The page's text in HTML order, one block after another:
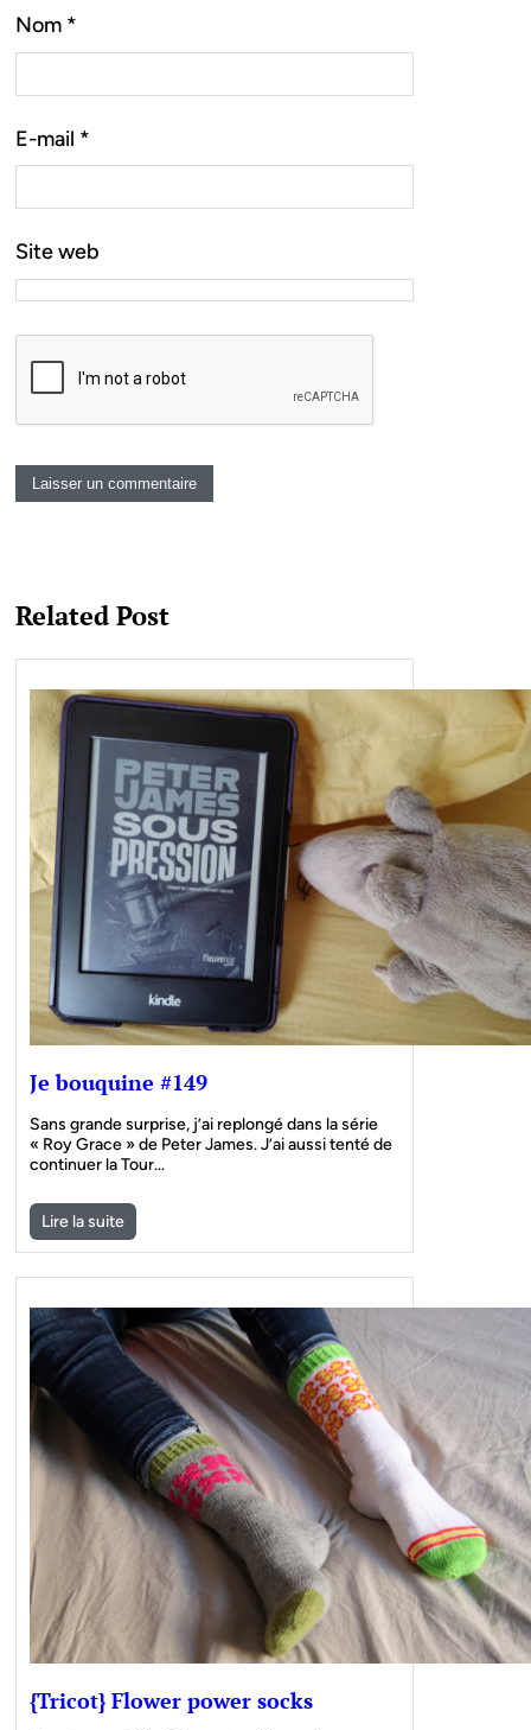
Nom *
E-mail *
Site web
Related Post
Je bouquine #149
Sans grande surprise, j’ai replongé dans la série
« Roy Grace » de Peter James. J’ai aussi tenté de
continuer la Tour…
Lire la suite
{Tricot} Flower power socks